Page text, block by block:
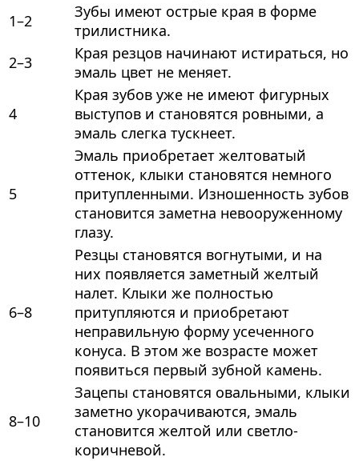
1–2
Зубы имеют острые края в форме
трилистника.
2–3
Края резцов начинают истираться, но
эмаль цвет не меняет.
4
Края зубов уже не имеют фигурных
выступов и становятся ровными, а
эмаль слегка тускнеет.
5
Эмаль приобретает желтоватый
оттенок, клыки становятся немного
притупленными. Изношенность зубов
становится заметна невооруженному
глазу.
6–8
Резцы становятся вогнутыми, и на
них появляется заметный желтый
налет. Клыки же полностью
притупляются и приобретают
неправильную форму усеченного
конуса. В этом же возрасте может
появиться первый зубной камень.
8–10
Зацепы становятся овальными, клыки
заметно укорачиваются, эмаль
становится желтой или светло-
коричневой.